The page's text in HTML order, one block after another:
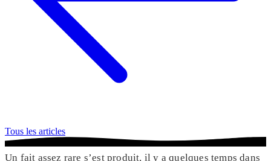
Tous les articles
Un fait assez rare s’est produit, il y a quelques temps dans